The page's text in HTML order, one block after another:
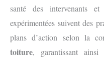
santé des intervenants
expérimentées suivent des
plans d’action selon la
toiture, garantissant